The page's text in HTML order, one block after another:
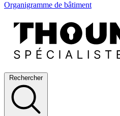
Organigramme de bâtiment
Rechercher